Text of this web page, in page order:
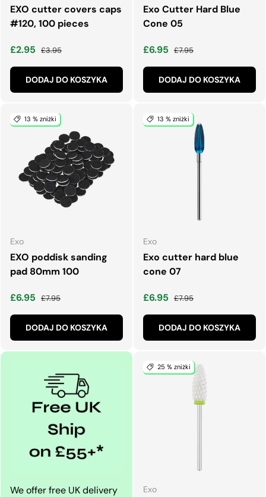
EXO cutter covers caps
#120, 100 pieces
Cena wyprzedaży
£2.95 Normalna cena
£3.95
DODAJ DO KOSZYKA
Exo Cutter Hard Blue
Cone 05
Cena wyprzedaży
£6.95 Normalna cena
£7.95
DODAJ DO KOSZYKA
13 % zniżki
Exo
EXO poddisk sanding
pad 80mm 100
Cena wyprzedaży
£6.95 Normalna cena
£7.95
DODAJ DO KOSZYKA
13 % zniżki
Exo
Exo cutter hard blue
cone 07
Cena wyprzedaży
£6.95 Normalna cena
£7.95
DODAJ DO KOSZYKA
We offer free UK delivery
25 % zniżki
Exo